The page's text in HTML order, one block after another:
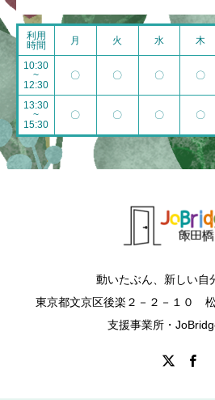
利用
時間
月 火 水 木
10:30
~
12:30
〇 〇 〇 〇
13:30
~
15:30
〇 〇 〇 〇
動いたぶん、新しい自
東京都文京区後楽２－２－１０
支援事業所・